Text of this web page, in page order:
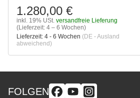
1.280,00 €
inkl. 19% USt. versandfreie Lieferung
(Lieferzeit: 4 – 6 Wochen)
Lieferzeit: 4 - 6 Wochen (DE - Ausland
abweichend)
FOLGEN